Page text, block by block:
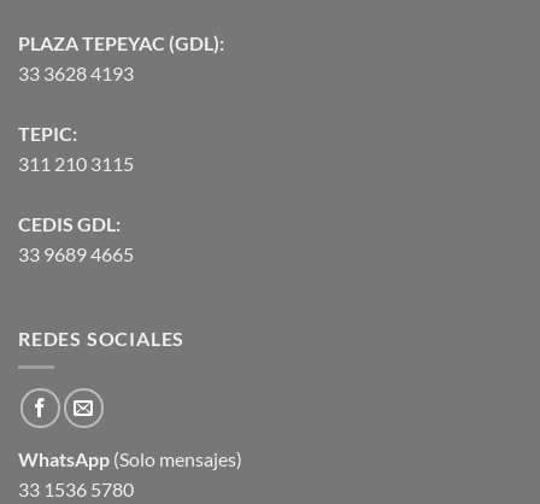
PLAZA TEPEYAC (GDL):
33 3628 4193
TEPIC:
311 210 3115
CEDIS GDL:
33 9689 4665
REDES SOCIALES
WhatsApp (Solo mensajes)
33 1536 5780